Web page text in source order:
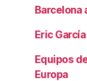
Barcelona
Eric
Equipos
Europa